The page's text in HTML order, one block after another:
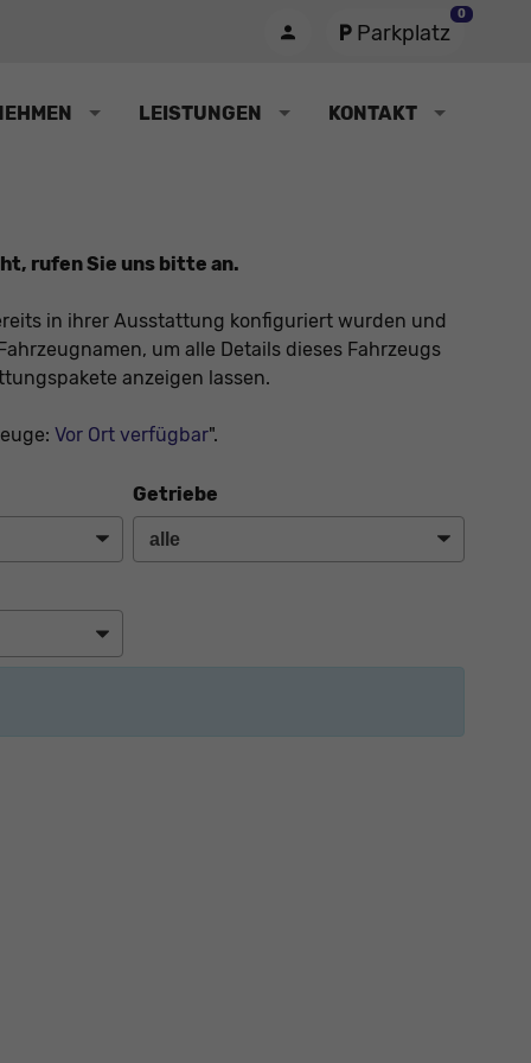
Parkplatz
0
LEISTUNGEN KONTAKT
rufen Sie uns bitte an.
in ihrer Ausstattung konfiguriert wurden und
um alle Details dieses Fahrzeugs
anzeigen lassen.
Vor Ort verfügbar".
Getriebe